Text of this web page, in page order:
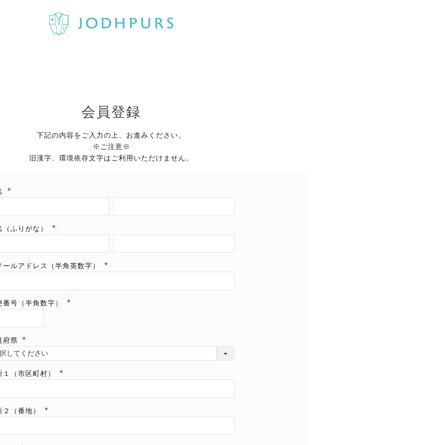
会員登録
下記の内容をご入力の上、お進みください。
※ご注意※
旧漢字、環境依存文字はご利用いただけません。
（ふりがな）
ールアドレス（半角英数字）
番号（半角数字）
府県
１（市区町村）
２（番地）